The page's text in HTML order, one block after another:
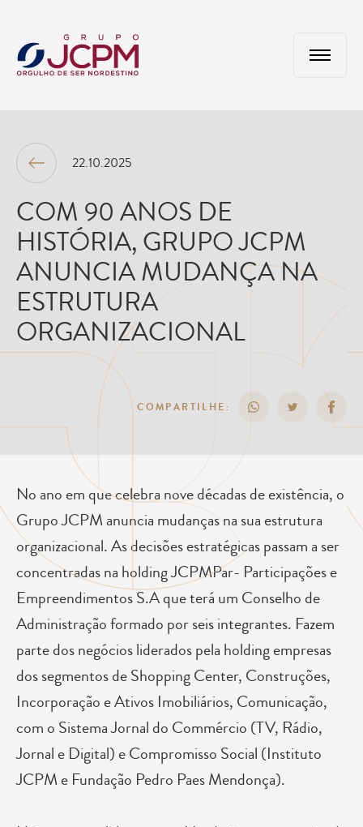
22.10.2025
COM 90 ANOS DE
HISTÓRIA, GRUPO JCPM
ANUNCIA MUDANÇA NA
ESTRUTURA
ORGANIZACIONAL
COMPARTILHE:
No ano em que celebra nove décadas de existência, o
Grupo JCPM anuncia mudanças na sua estrutura
organizacional. As decisões estratégicas passam a ser
concentradas na holding JCPMPar- Participações e
Empreendimentos S.A que terá um Conselho de
Administração formado por seis integrantes. Fazem
parte dos negócios liderados pela holding empresas
dos segmentos de Shopping Center, Construções,
Incorporação e Ativos Imobiliários, Comunicação,
com o Sistema Jornal do Commércio (TV, Rádio,
Jornal e Digital) e Compromisso Social (Instituto
JCPM e Fundação Pedro Paes Mendonça).